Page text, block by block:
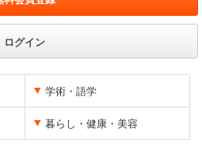
ログイン
学術・語学
暮らし・健康・美容